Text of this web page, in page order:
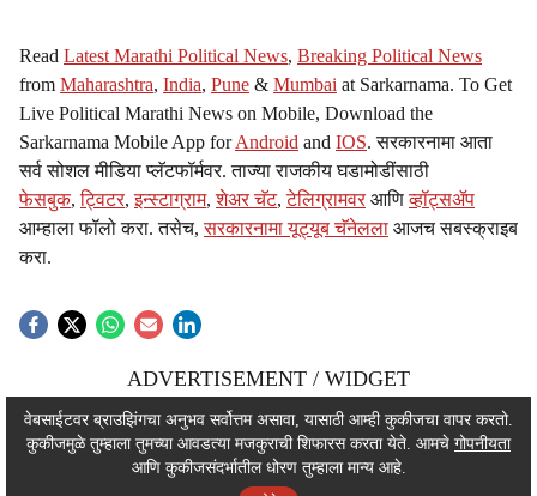
Read Latest Marathi Political News, Breaking Political News
from Maharashtra, India, Pune & Mumbai at Sarkarnama. To Get
Live Political Marathi News on Mobile, Download the
Sarkarnama Mobile App forAndroid and IOS. सरकारनामा आता
सर्व सोशल मीडिया प्लॅटफॉर्मवर. ताज्या राजकीय घडामोडींसाठी
फेसबुक,ट्विटर,इन्स्टाग्राम,शेअर चॅट,टेलिग्रामवर आणिव्हॉट्सॲप
आम्हाला फॉलो करा. तसेच,सरकारनामा यूट्यूब चॅनेलला आजच सबस्क्राइब
करा.
ADVERTISEMENT / WIDGET
ADVERTISEMENT / WIDGET
ADVERTISEMENT / WIDGET
वेबसाईटवर ब्राउझिंगचा अनुभव सर्वोत्तम असावा, यासाठी आम्ही कुकीजचा वापर करतो.
कुकीजमुळे तुम्हाला तुमच्या आवडत्या मजकुराची शिफारस करता येते. आमचे गोपनीयता
आणि कुकीजसंदर्भातील धोरण तुम्हाला मान्य आहे.